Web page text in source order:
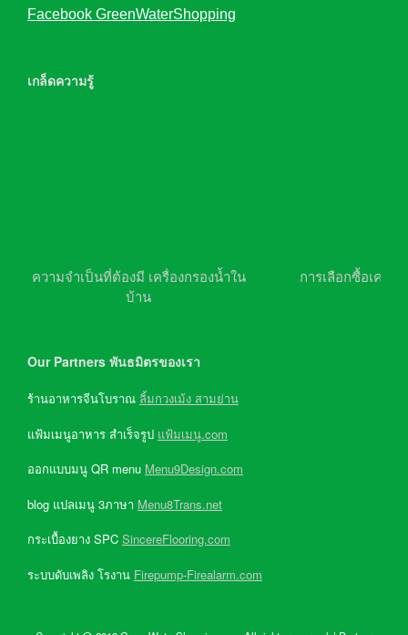
Facebook GreenWaterShopping
เกล็ดความรู้
ความจำเป็นที่ต้องมี เครื่องกรองน้ำใน
บ้าน
การเลือกซื้อเครื่อ
Our Partners พันธมิตรของเรา
ร้านอาหารจีนโบราณ ลิ้มกวงเม้ง สามย่าน
แฟ้มเมนูอาหาร สำเร็จรูป แฟ้มเมนู.com
ออกแบบมนู QR menu Menu9Design.com
blog แปลเมนู 3ภาษา Menu8Trans.net
กระเบื้องยาง SPC SincereFlooring.com
ระบบดับเพลิง โรงาน Firepump-Firealarm.com